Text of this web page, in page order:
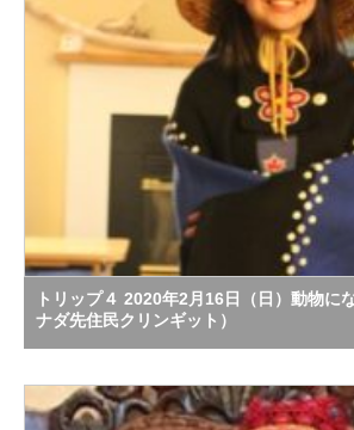
トリップ４ 2020年2月16日（日）動物に
ナダ先住民クリンギット）